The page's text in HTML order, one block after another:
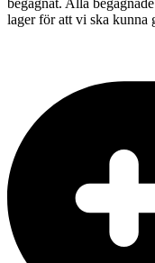
begagnat. Alla
lager för att vi ska kunna